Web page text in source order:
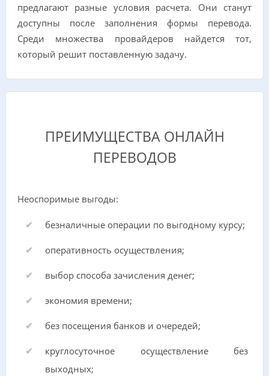
предлагают разные условия расчета. Они станут
доступны после заполнения формы перевода.
Среди множества провайдеров найдется тот,
который решит поставленную задачу.
ПРЕИМУЩЕСТВА ОНЛАЙН
ПЕРЕВОДОВ
Неоспоримые выгоды:
безналичные операции по выгодному курсу;
оперативность осуществления;
выбор способа зачисления денег;
экономия времени;
без посещения банков и очередей;
круглосуточное осуществление без
выходных;